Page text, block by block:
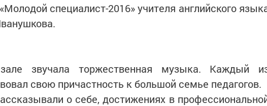
специалист-2016» учителя английского
звучала торжественная музыка. Каждый
свою причастность к большой семье педагогов.
о себе, достижениях в